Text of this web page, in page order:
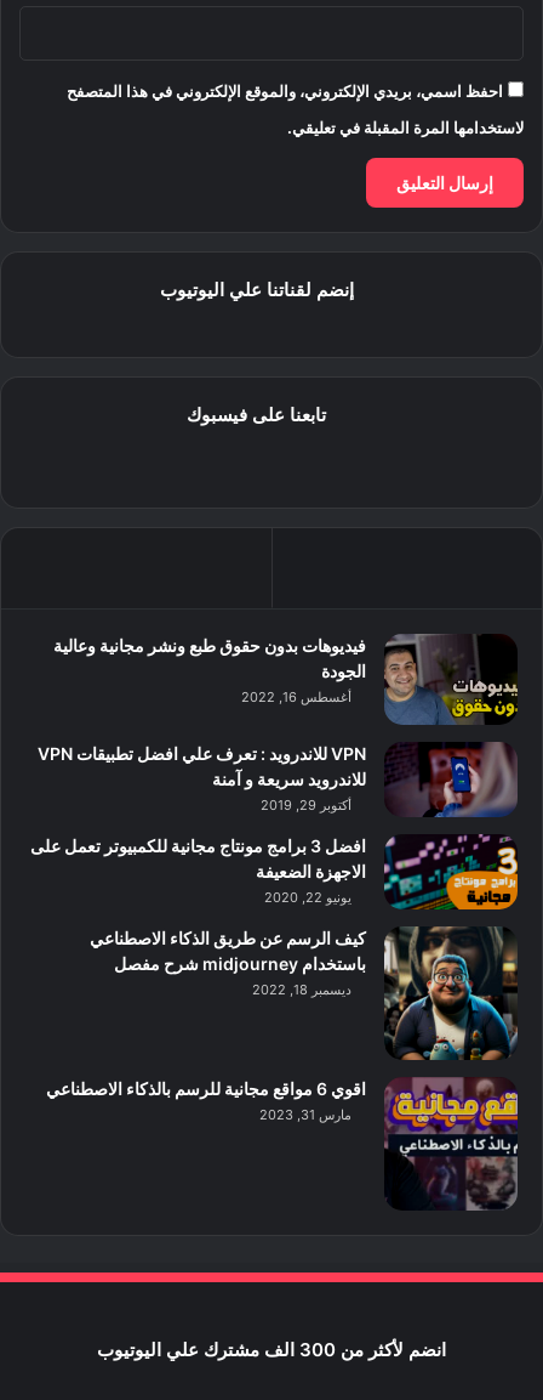
احفظ اسمي، بريدي الإلكتروني، والموقع الإلكتروني في هذا المتصفح
لاستخدامها المرة المقبلة في تعليقي.
إنضم لقناتنا علي اليوتيوب
تابعنا على فيسبوك
فيديوهات بدون حقوق طبع ونشر مجانية وعالية
الجودة
أغسطس 16, 2022
VPN للاندرويد : تعرف علي افضل تطبيقات VPN
للاندرويد سريعة و آمنة
أكتوبر 29, 2019
افضل 3 برامج مونتاج مجانية للكمبيوتر تعمل على
الاجهزة الضعيفة
يونيو 22, 2020
كيف الرسم عن طريق الذكاء الاصطناعي
باستخدام midjourney شرح مفصل
ديسمبر 18, 2022
اقوي 6 مواقع مجانية للرسم بالذكاء الاصطناعي
مارس 31, 2023
انضم لأكثر من 300 الف مشترك علي اليوتيوب